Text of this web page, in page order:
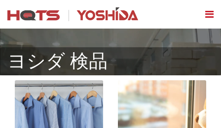
ヨシダ 検品